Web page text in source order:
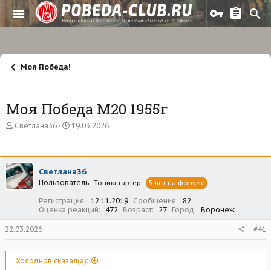
Моя Победа!
Моя Победа М20 1955г
А
о
р
т
е
Светлана36
Д
а
а
ч
л
а
19.03.2026
Светлана36
Пользователь Топикстартер 5 лет на форуме
Регистрация 12.11.2019 Сообщения
82
Оценка реакций
472 Возраст 27 Город Воронеж
22.03.2026 #41
Холоднов сказал(а):